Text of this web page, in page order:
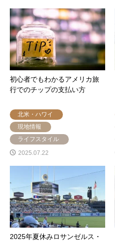
初心者でもわかるアメリカ旅
行でのチップの支払い方
北米・ハワイ
現地情報
ライフスタイル
2025.07.22
2025年夏休みロサンゼルス・